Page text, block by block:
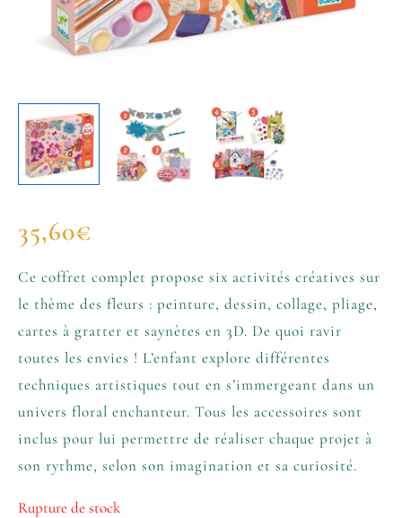
35,60€
Ce coffret complet propose six activités créatives sur
le thème des fleurs : peinture, dessin, collage, pliage,
cartes à gratter et saynètes en 3D. De quoi ravir
toutes les envies ! L’enfant explore différentes
techniques artistiques tout en s’immergeant dans un
univers floral enchanteur. Tous les accessoires sont
inclus pour lui permettre de réaliser chaque projet à
son rythme, selon son imagination et sa curiosité.
Rupture de stock